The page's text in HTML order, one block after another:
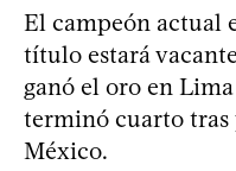
El campeón actual
título estará
ganó el oro en
terminó cuarto tras
México.